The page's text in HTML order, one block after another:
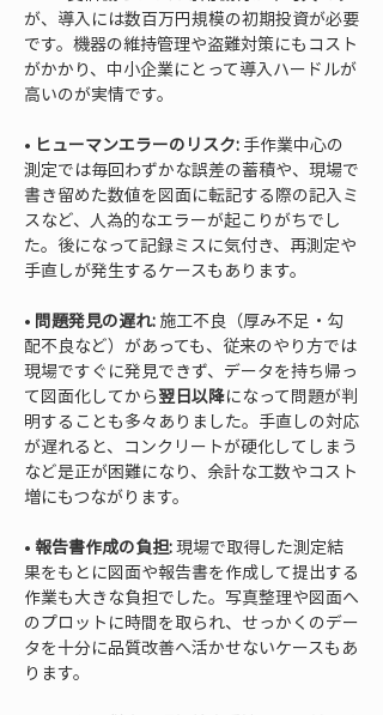
が、導入には数百万円規模の初期投資が必要
です。機器の維持管理や盗難対策にもコスト
がかかり、中小企業にとって導入ハードルが
• ヒューマンエラーのリスク: 手作業中心の
測定では毎回わずかな誤差の蓄積や、現場で
書き留めた数値を図面に転記する際の記入ミ
スなど、人為的なエラーが起こりがちでし
た。後になって記録ミスに気付き、再測定や
• 問題発見の遅れ: 施工不良（厚み不足・勾
配不良など）があっても、従来のやり方では
現場ですぐに発見できず、データを持ち帰っ
て図面化してから翌日以降になって問題が判
明することも多々ありました。手直しの対応
が遅れると、コンクリートが硬化してしまう
など是正が困難になり、余計な工数やコスト
• 報告書作成の負担: 現場で取得した測定結
果をもとに図面や報告書を作成して提出する
作業も大きな負担でした。写真整理や図面へ
のプロットに時間を取られ、せっかくのデー
タを十分に品質改善へ活かせないケースもあ
ります。